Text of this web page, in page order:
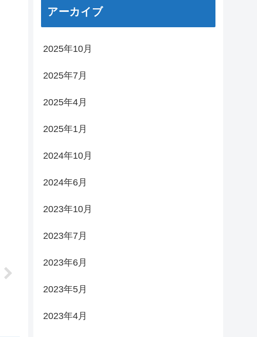
アーカイブ
2025年10月
2025年7月
2025年4月
2025年1月
2024年10月
2024年6月
2023年10月
2023年7月
2023年6月
2023年5月
2023年4月